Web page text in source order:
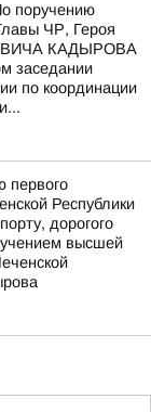
поручению
ЧР, Героя
КАДЫРОВА
заседании
по координации
первого
Республики
дорогого
высшей